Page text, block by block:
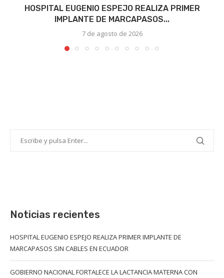
HOSPITAL EUGENIO ESPEJO REALIZA PRIMER
IMPLANTE DE MARCAPASOS...
7 de agosto de 2026
Noticias recientes
HOSPITAL EUGENIO ESPEJO REALIZA PRIMER IMPLANTE DE
MARCAPASOS SIN CABLES EN ECUADOR
GOBIERNO NACIONAL FORTALECE LA LACTANCIA MATERNA CON